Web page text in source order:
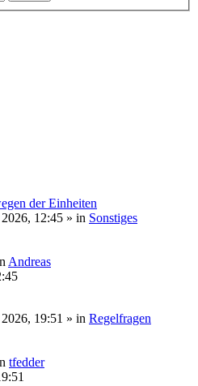
der Einheiten
12:45 » in Sonstiges
Andreas
19:51 » in Regelfragen
tfedder